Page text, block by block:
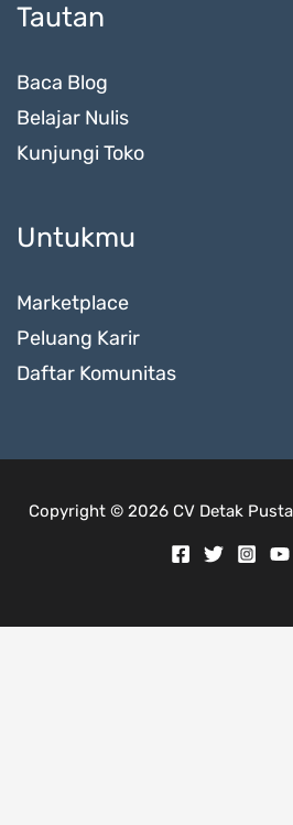
Tautan
Baca Blog
Belajar Nulis
Kunjungi Toko
Untukmu
Marketplace
Peluang Karir
Daftar Komunitas
Copyright © 2026 CV Detak